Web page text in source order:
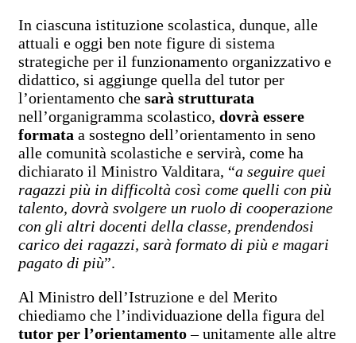
In ciascuna istituzione scolastica, dunque, alle
attuali e oggi ben note figure di sistema
strategiche per il funzionamento organizzativo e
didattico, si aggiunge quella del tutor per
l’orientamento che sarà strutturata
nell’organigramma scolastico, dovrà essere
formata a sostegno dell’orientamento in seno
alle comunità scolastiche e servirà, come ha
dichiarato il Ministro Valditara, “a seguire quei
ragazzi più in difficoltà così come quelli con più
talento, dovrà svolgere un ruolo di cooperazione
con gli altri docenti della classe, prendendosi
carico dei ragazzi, sarà formato di più e magari
pagato di più”.
Al Ministro dell’Istruzione e del Merito
chiediamo che l’individuazione della figura del
tutor per l’orientamento– unitamente alle altre